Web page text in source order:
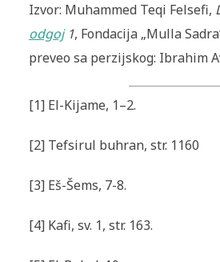
Izvor: Muhammed Teqi Felsefi,
odgoj1, Fondacija „Mulla
preveo sa perzijskog: Ibrahim
[1] El-Kijame, 1–2.
[2] Tefsirul buhran, str. 1160
[3] Eš-Šems, 7-8.
[4] Kafi, sv. 1, str. 163.